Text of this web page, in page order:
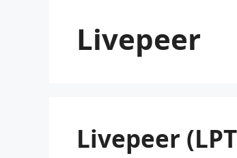
Livepeer
Livepeer